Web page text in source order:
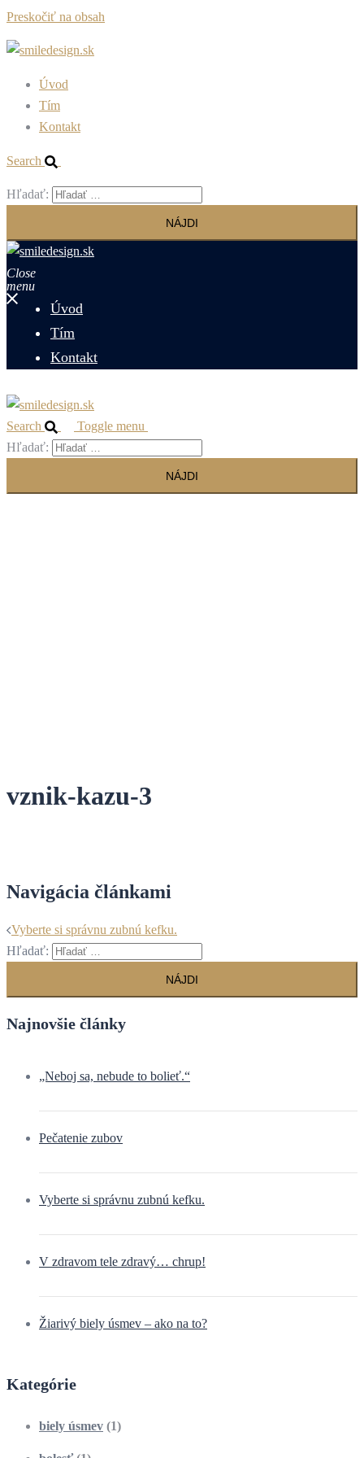
Preskočiť na obsah
Úvod
Tím
Kontakt
Search
Hľadať:
Close
menu
Úvod
Tím
Kontakt
Search
Toggle menu
Hľadať:
vznik-kazu-3
Navigácia článkami
Vyberte si správnu zubnú kefku.
Hľadať:
Najnovšie články
„Neboj sa, nebude to bolieť.“
Pečatenie zubov
Vyberte si správnu zubnú kefku.
V zdravom tele zdravý… chrup!
Žiarivý biely úsmev – ako na to?
Kategórie
biely úsmev (1)